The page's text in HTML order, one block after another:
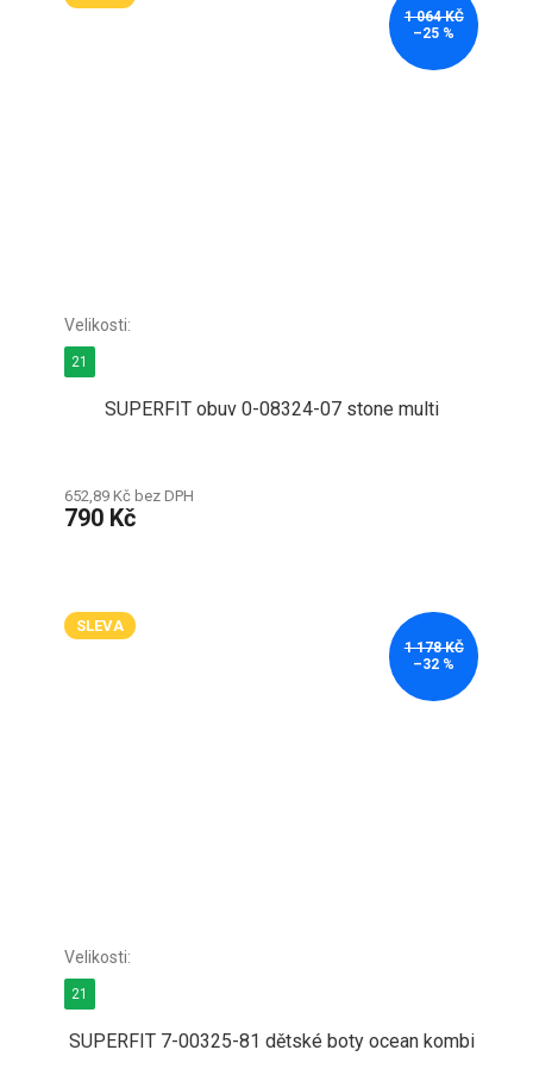
1 064 KČ
–25 %
SUPERFIT obuv 0-08324-07 stone multi
652,89 Kč bez DPH
790 Kč
21
SLEVA
1 178 KČ
–32 %
SUPERFIT 7-00325-81 dětské boty ocean kombi
21